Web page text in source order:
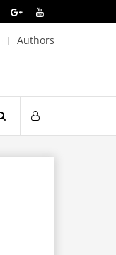
Authors